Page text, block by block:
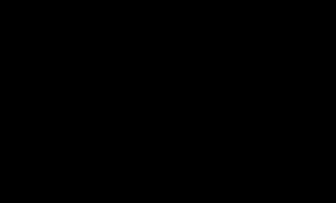
широт предъявляет к